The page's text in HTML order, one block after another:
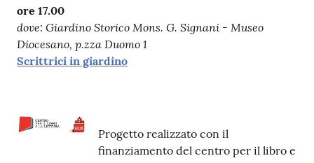
ore 17.00
dove: Giardino Storico Mons. G. Signani - Museo
Diocesano, p.zza Duomo 1
Scrittrici in giardino
Progetto realizzato con il
finanziamento del centro per il libro e